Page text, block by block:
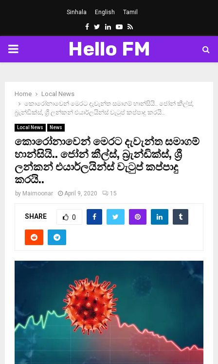
Sinhala English Tamil
Facebook
Twitter
LinkedinYoutube
Rss
PRIMARY
Hello FM
Home
Local News
කොරෝනාවෙන් මෙරට දැවැන්ත සමාගම් හාන්සියි.. ජෝන් කීල්ස්,
බ්‍රැන්ඩික්ස්, ශ්‍රී ලන්කන් එයාර්ලයින්ස් වැටුප් කප්පාදු කරයි..
Local News News
කොරෝනාවෙන් මෙරට දැවැන්ත සමාගම්
හාන්සියි.. ජෝන් කීල්ස්, බ්‍රැන්ඩික්ස්, ශ්‍රී
ලන්කන් එයාර්ලයින්ස් වැටුප් කප්පාදු
කරයි..
by Maimoonar April 9, 2020 15
SHARE 0